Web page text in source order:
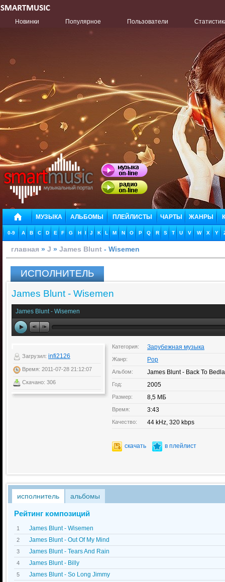
Новинки Популярное Пользователи
МУЗЫКА АЛЬБОМЫ ПЛЕЙЛИСТЫ ЧАРТЫ ЖАНРЫ
0-9 A B C D E F G H I J K L M N O P Q R S T U V W X Y
главная » J » James Blunt - Wisemen
ИСПОЛНИТЕЛЬ
James Blunt - Wisemen
James Blunt - Wisemen
Загрузил: infi2126
Время: 2011-07-28 21:12:07
Скачано: 306
Категория: Зарубежная музыка
Жанр: Pop
Альбом: James Blunt - Back To
Год: 2005
Размер: 8,5 МБ
Время: 3:43
Качество: 44 kHz, 320 kbps
скачать в плейлист
исполнитель альбомы
Рейтинг композиций
1 James Blunt - Wisemen
2 James Blunt - Out Of My Mind
3 James Blunt - Tears And Rain
4 James Blunt - Billy
5 James Blunt - So Long Jimmy